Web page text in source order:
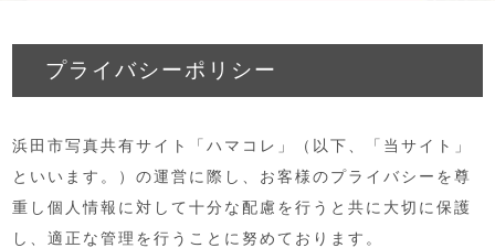
プライバシーポリシー
浜田市写真共有サイト「ハマコレ」（以下、「当サイト」
といいます。）の運営に際し、お客様のプライバシーを尊
重し個人情報に対して十分な配慮を行うと共に大切に保護
し、適正な管理を行うことに努めております。